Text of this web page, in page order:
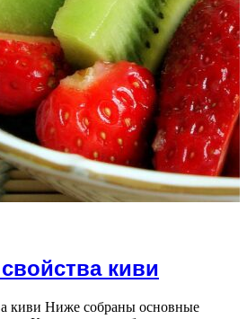
киви
киви Ниже собраны основные